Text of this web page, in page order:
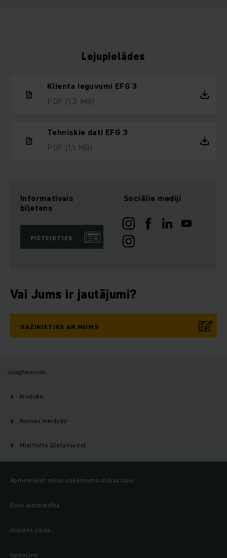
Lejupielādes
Klienta ieguvumi EFG 3
PDF (1,3 MB)
Tehniskie dati EFG 3
PDF (1,1 MB)
Informatīvais
biļetens
PIETEIKTIES
Sociālie mediji
Vai Jums ir jautājumi?
SAZINIETIES AR MUMS
Jungheinrich
Produkti
Nomas iekrāvēji
Mietflotte (Detailseite)
Apmeklējiet mūsu uzņēmuma mājas lapu
Datu aizsardzība
Izlaides ziņas
OpenLine